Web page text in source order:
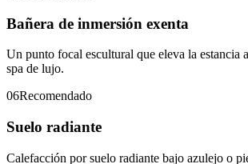
Bañera de inmersión exenta
Un punto focal escultural que eleva la estancia
spa de lujo.
06Recomendado
Suelo radiante
Calefacción por suelo radiante bajo azulejo o